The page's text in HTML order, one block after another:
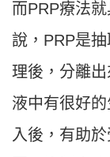
而PRP療法
說，PRP是
理後，分離
液中有很好
入後，有助